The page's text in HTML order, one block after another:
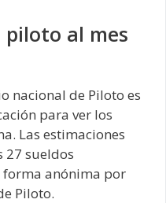
piloto al mes
nacional de Piloto es
para ver los
Las estimaciones
27 sueldos
forma anónima por
Piloto.